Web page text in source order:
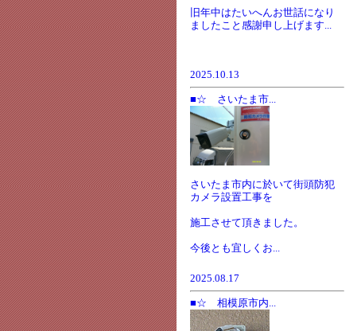
旧年中はたいへんお世話になり
ましたこと感謝申し上げます...
2025.10.13
■☆ さいたま市...
さいたま市内に於いて街頭防犯
カメラ設置工事を
施工させて頂きました。
今後とも宜しくお...
2025.08.17
■☆ 相模原市内...